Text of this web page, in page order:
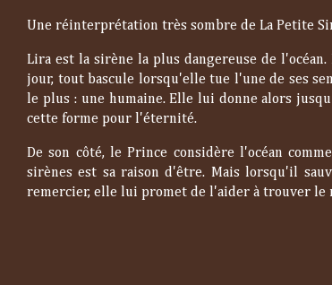
Une réinterprétation très sombre de La Petite
Lira est la sirène la plus dangereuse de
jour, tout bascule lorsqu'elle tue l'une de ses
le plus : une humaine. Elle lui donne alors
cette forme pour l'éternité.
De son côté, le Prince considère l'océan
sirènes est sa raison d'être. Mais lorsqu'il
remercier, elle lui promet de l'aider à trouver le